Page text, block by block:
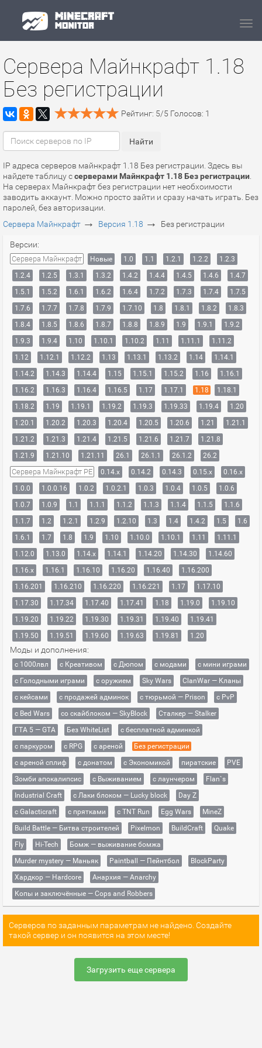
Сервера Майнкрафт 1.18
Без регистрации
Рейтинг: 5/5 Голосов: 1
IP адреса серверов майнкрафт 1.18 Без регистрации. Здесь вы
найдете таблицу ссерверами Майнкрафт 1.18 Без регистрации
На серверах Майнкрафт без регистрации нет необхоимости
заводить аккаунт. Можно просто зайти и сразу начать играть. Без
паролей, без авторизации.
Сервера Майнкрафт → Версия 1.18 → Без регистрации
Версии:
Сервера Майнкрафт Новые 1.0 1.1 1.2.1 1.2.2
1.2.3
1.2.4
1.2.5 1.3.1 1.3.2 1.4.2 1.4.4 1.4.5 1.4.6
1.4.7
1.5.1
1.5.2 1.6.1 1.6.2 1.6.4 1.7.2 1.7.3 1.7.4
1.7.5
1.7.6
1.7.7 1.7.8 1.7.9 1.7.10 1.8 1.8.1 1.8.2
1.8.3
1.8.4
1.8.5 1.8.6 1.8.7 1.8.8 1.8.9 1.9 1.9.1
1.9.2
1.9.3
1.9.4 1.10 1.10.1 1.10.2 1.11 1.11.1
1.11.2
1.12
1.12.1 1.12.2 1.13 1.13.1 1.13.2 1.14
1.14.1
1.14.2
1.14.3 1.14.4 1.15 1.15.1 1.15.2 1.16
1.16.1
1.16.2
1.16.3 1.16.4 1.16.5 1.17 1.17.1 1.18
1.18.1
1.18.2
1.19 1.19.1 1.19.2 1.19.3 1.19.33 1.19.4
1.20
1.20.1
1.20.2 1.20.3 1.20.4 1.20.5 1.20.6 1.21
1.21.1
1.21.2
1.21.3 1.21.4 1.21.5 1.21.6 1.21.7
1.21.8
1.21.9
1.21.10 1.21.11 26.1 26.1.1 26.1.2 26.2
Сервера Майнкрафт PE 0.14.x 0.14.2 0.14.3 0.15.x
0.16.x
1.0.0
1.0.0.16 1.0.2 1.0.2.1 1.0.3 1.0.4 1.0.5
1.0.6
1.0.7
1.0.9 1.1 1.1.1 1.1.2 1.1.3 1.1.4 1.1.5
1.1.6
1.1.7
1.2 1.2.1 1.2.9 1.2.10 1.3 1.4 1.4.2 1.5
1.6
1.6.1
1.7 1.8 1.9 1.10 1.10.0 1.10.1 1.11
1.11.1
1.12.0
1.13.0 1.14.x 1.14.1 1.14.20 1.14.30
1.14.60
1.16.x
1.16.1 1.16.10 1.16.20 1.16.40
1.16.200
1.16.201
1.16.210 1.16.220 1.16.221 1.17
1.17.10
1.17.30
1.17.34 1.17.40 1.17.41 1.18 1.19.0
1.19.10
1.19.20
1.19.22 1.19.30 1.19.31 1.19.40
1.19.41
1.19.50
1.19.51 1.19.60 1.19.63 1.19.81 1.20
Моды и дополнения:
с 1000лвл c Креативом с Дюпом с модами
с мини играми
с Голодными играми
с оружием Sky Wars
ClanWar — Кланы
с кейсами
с продажей админок с тюрьмой — Prison
с PvP
с Bed Wars
со скайблоком — SkyBlock
Сталкер — Stalker
ГТА 5 — GTA
Без WhiteList
с бесплатной админкой
с паркуром
с RPG с ареной
Без регистрации
с ареной сплиф
с донатом с Экономикой пиратские
PVE
Зомби апокалипсис
с Выживанием с лаунчером
Flan`s
Industrial Craft
с Лаки блоком — Lucky block
Day Z
с Galacticraft
с прятками с TNT Run Egg Wars
MineZ
Build Battle — Битва строителей
Pixelmon BuildCraft
Quake
Fly
Hi-Tech
Бомж — выживание бомжа
Murder mystery — Маньяк
Paintball — Пейнтбол
BlockParty
Хардкор — Hardcore
Анархия — Anarchy
Копы и заключённые — Cops and Robbers
Серверов по заданным параметрам не найдено. Создайте
такой сервер и он появится на этом месте!
Загрузить еще сервера